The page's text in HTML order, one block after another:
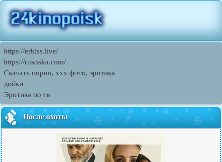
https://erkiss.live/
https://rusoska.com/
Скачать порно, ххх фото, эротика
дойки
Эротика по тв
После охоты